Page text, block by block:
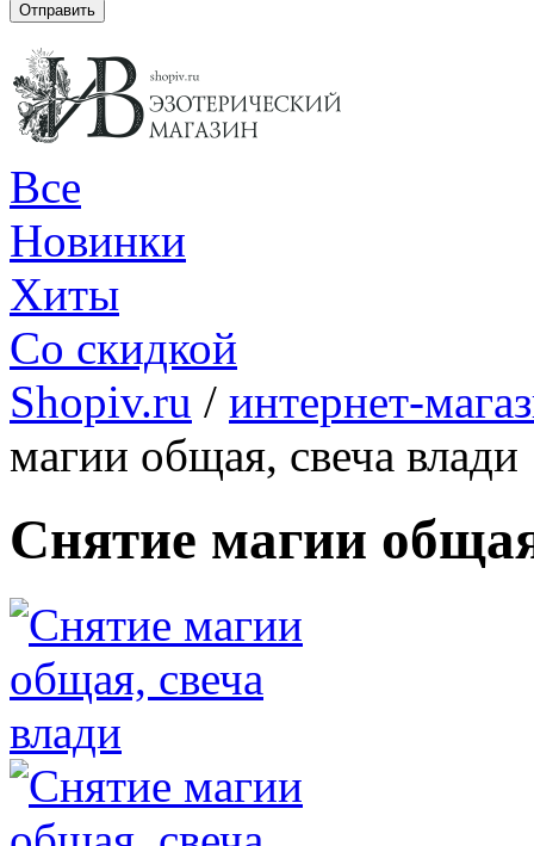
Отправить
Все
Новинки
Хиты
Со скидкой
Shopiv.ru / интернет-
магии общая, свеча влади
Снятие магии